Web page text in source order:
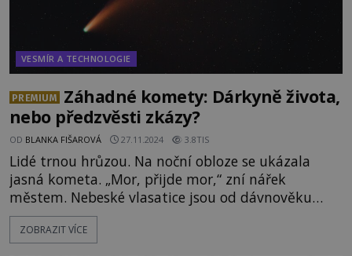
VESMÍR A TECHNOLOGIE
PREMIUM
Záhadné komety: Dárkyně života,
nebo předzvěsti zkázy?
OD BLANKA FIŠAROVÁ 27.11.2024 3.8TIS
Lidé trnou hrůzou. Na noční obloze se ukázala
jasná kometa. „Mor, přijde mor,“ zní nářek
městem. Nebeské vlasatice jsou od dávnověku
považovány za posly špatných zpráv. Je jejich
neblahá pověst zasloužená? Vždyť kometa se podle
ZOBRAZIT VÍCE